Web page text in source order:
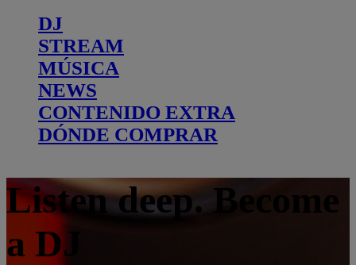
DJ
STREAM
MÚSICA
NEWS
CONTENIDO EXTRA
DÓNDE COMPRAR
Listen deep. Become
a DJ